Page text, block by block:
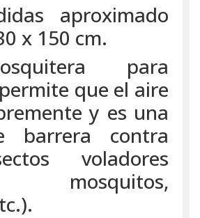
aproximado
x 150 cm.
para
que el aire
y es una
barrera contra
voladores
mosquitos,